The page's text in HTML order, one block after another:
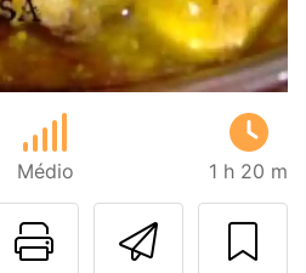
Médio 1 h 20 m
Imprima
com o autor